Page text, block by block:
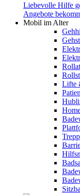
Liebevolle Hilfe
Angebote
Mobil im Alter
Lifte